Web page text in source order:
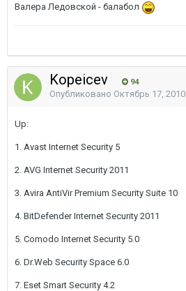
Валера Ледовской - балабол
Kopeicev 94
Опубликовано Октябрь 17, 2010
Up:
1. Avast Internet Security 5
2. AVG Internet Security 2011
3. Avira AntiVir Premium Security Suite 10
4. BitDefender Internet Security 2011
5. Comodo Internet Security 5.0
6. Dr.Web Security Space 6.0
7. Eset Smart Security 4.2